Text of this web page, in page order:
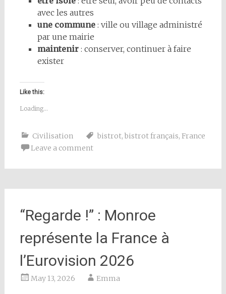
avec les autres
une commune: ville ou village administré
par une mairie
maintenir: conserver, continuer à faire
exister
Like this:
Loading...
Civilisation bistrot, bistrot français, France
Leave a comment
“Regarde !” : Monroe
représente la France à
l’Eurovision 2026
May 13, 2026 Emma